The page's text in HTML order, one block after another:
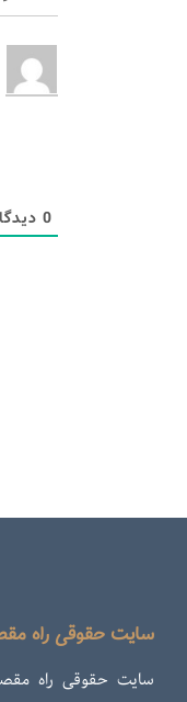
0
سایت حقوقی راه
سایت حقوقی راه